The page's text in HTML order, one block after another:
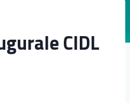
CIDL